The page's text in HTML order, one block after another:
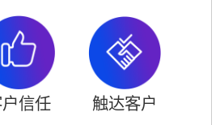
信任 触达客户